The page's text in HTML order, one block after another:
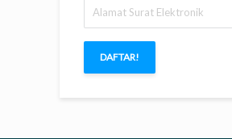
Surat
Elektronik
DAFTAR!